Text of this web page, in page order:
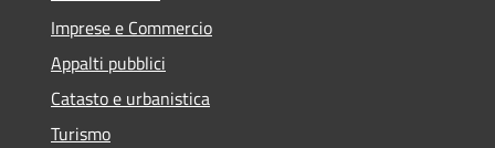
Imprese e Commercio
Appalti pubblici
Catasto e urbanistica
Turismo